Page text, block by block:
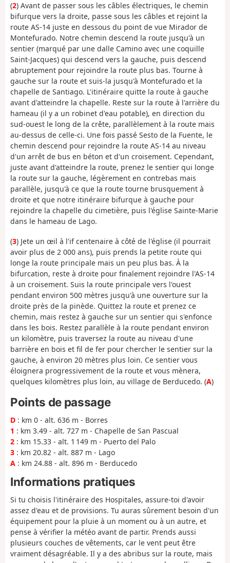
(2) Avant de passer sous les câbles électriques, le chemin
bifurque vers la droite, passe sous les câbles et rejoint la
route AS-14 juste en dessous du point de vue Mirador de
Montefurado. Notre chemin descend la route jusqu'à un
sentier (marqué par une dalle Camino avec une coquille
Saint-Jacques) qui descend vers la gauche, puis descend
abruptement pour rejoindre la route plus bas. Tourne à
gauche sur la route et suis-la jusqu'à Montefurado et la
chapelle de Santiago. L'itinéraire quitte la route à gauche
avant d'atteindre la chapelle. Reste sur la route à l'arrière du
hameau (il y a un robinet d'eau potable), en direction du
sud-ouest le long de la crête, parallèlement à la route mais
au-dessus de celle-ci. Une fois passé Sesto de la Fuente, le
chemin descend pour rejoindre la route AS-14 au niveau
d'un arrêt de bus en béton et d'un croisement. Cependant,
juste avant d'atteindre la route, prenez le sentier qui longe
la route sur la gauche, légèrement en contrebas mais
parallèle, jusqu'à ce que la route tourne brusquement à
droite et que notre itinéraire bifurque à gauche pour
rejoindre la chapelle du cimetière, puis l'église Sainte-Marie
dans le hameau de Lago.
(3) Jete un œil à l'if centenaire à côté de l'église (il pourrait
avoir plus de 2 000 ans), puis prends la petite route qui
longe la route principale mais un peu plus bas. À la
bifurcation, reste à droite pour finalement rejoindre l'AS-14
à un croisement. Suis la route principale vers l'ouest
pendant environ 500 mètres jusqu'à une ouverture sur la
droite près de la pinède. Quittez la route et prenez ce
chemin, mais restez à gauche sur un sentier qui s'enfonce
dans les bois. Restez parallèle à la route pendant environ
un kilomètre, puis traversez la route au niveau d'une
barrière en bois et fil de fer pour chercher le sentier sur la
gauche, à environ 20 mètres plus loin. Ce sentier vous
éloignera progressivement de la route et vous mènera,
quelques kilomètres plus loin, au village de Berducedo. (A)
Points de passage
D : km 0 - alt. 636 m - Borres
1 : km 3.49 - alt. 727 m - Chapelle de San Pascual
2 : km 15.33 - alt. 1 149 m - Puerto del Palo
3 : km 20.82 - alt. 887 m - Lago
A : km 24.88 - alt. 896 m - Berducedo
Informations pratiques
Si tu choisis l'itinéraire des Hospitales, assure-toi d'avoir
assez d'eau et de provisions. Tu auras sûrement besoin d'un
équipement pour la pluie à un moment ou à un autre, et
pense à vérifier la météo avant de partir. Prends aussi
plusieurs couches de vêtements, car le vent peut être
vraiment désagréable. Il y a des abribus sur la route, mais